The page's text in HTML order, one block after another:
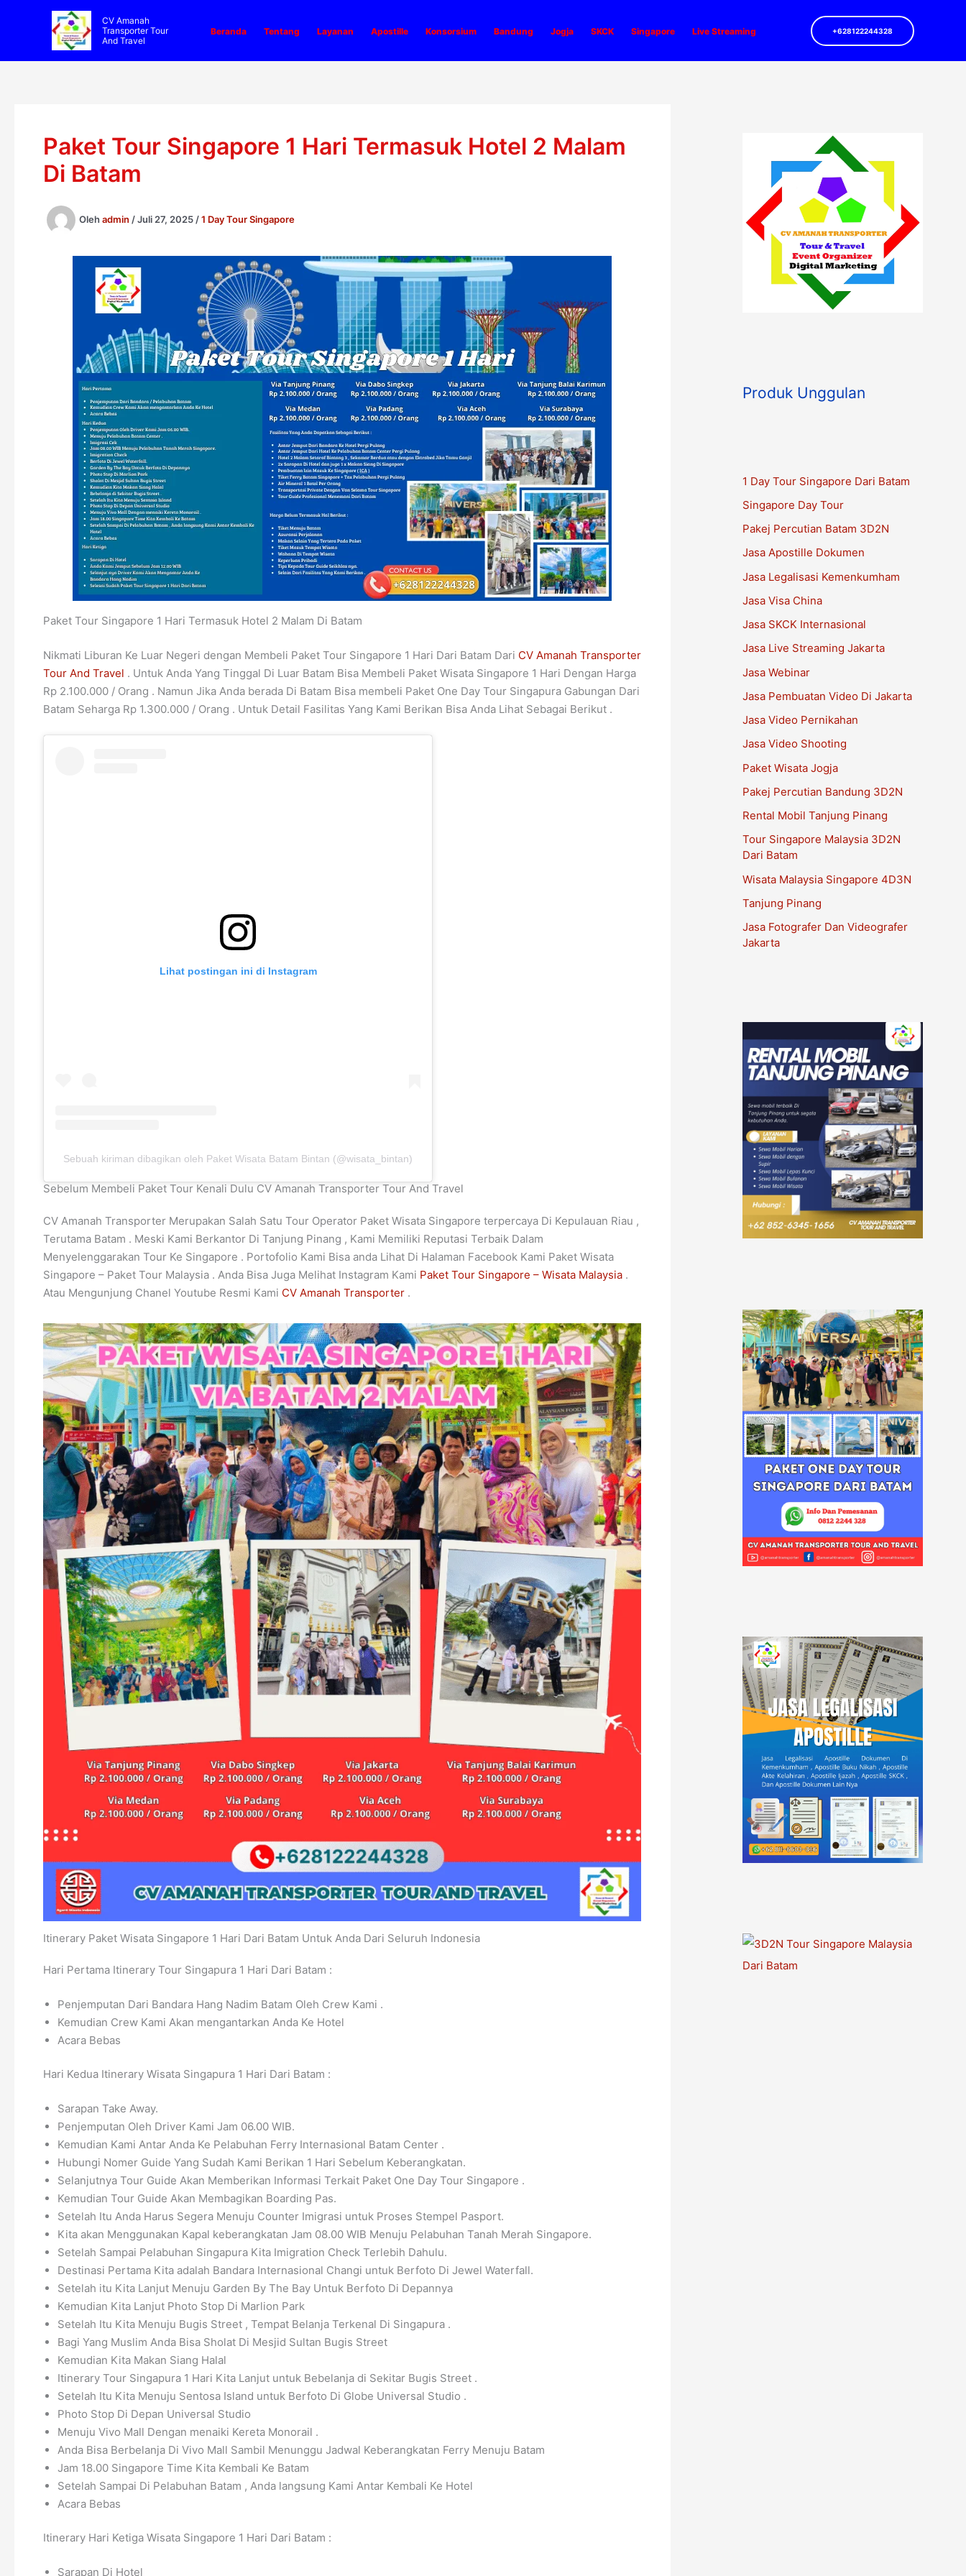
CV Amanah
Transporter Tour
And Travel
Beranda Tentang Layanan Apostille Konsorsium Bandung Jogja SKCK Singapore Live Streaming +628122244328
Paket Tour Singapore 1 Hari Termasuk Hotel 2 Malam
Di Batam
Oleh admin /Juli 27, 2025 /1 Day Tour Singapore
Paket Tour Singapore 1 Hari Termasuk Hotel 2 Malam Di Batam
Nikmati Liburan Ke Luar Negeri dengan Membeli Paket Tour Singapore 1 Hari Dari Batam Dari CV Amanah Transporter
Tour And Travel . Untuk Anda Yang Tinggal Di Luar Batam Bisa Membeli Paket Wisata Singapore 1 Hari Dengan Harga
Rp 2.100.000 / Orang . Namun Jika Anda berada Di Batam Bisa membeli Paket One Day Tour Singapura Gabungan Dari
Batam Seharga Rp 1.300.000 / Orang . Untuk Detail Fasilitas Yang Kami Berikan Bisa Anda Lihat Sebagai Berikut .
Lihat postingan ini di Instagram
Sebuah kiriman dibagikan oleh Paket Wisata Batam Bintan (@wisata_bintan)
Sebelum Membeli Paket Tour Kenali Dulu CV Amanah Transporter Tour And Travel
CV Amanah Transporter Merupakan Salah Satu Tour Operator Paket Wisata Singapore terpercaya Di Kepulauan Riau ,
Terutama Batam . Meski Kami Berkantor Di Tanjung Pinang , Kami Memiliki Reputasi Terbaik Dalam
Menyelenggarakan Tour Ke Singapore . Portofolio Kami Bisa anda Lihat Di Halaman Facebook Kami Paket Wisata
Singapore – Paket Tour Malaysia . Anda Bisa Juga Melihat Instagram Kami Paket Tour Singapore – Wisata Malaysia .
Atau Mengunjung Chanel Youtube Resmi Kami CV Amanah Transporter .
Itinerary Paket Wisata Singapore 1 Hari Dari Batam Untuk Anda Dari Seluruh Indonesia
Hari Pertama Itinerary Tour Singapura 1 Hari Dari Batam :
Penjemputan Dari Bandara Hang Nadim Batam Oleh Crew Kami .
Kemudian Crew Kami Akan mengantarkan Anda Ke Hotel
Acara Bebas
Hari Kedua Itinerary Wisata Singapura 1 Hari Dari Batam :
Sarapan Take Away.
Penjemputan Oleh Driver Kami Jam 06.00 WIB.
Kemudian Kami Antar Anda Ke Pelabuhan Ferry Internasional Batam Center .
Hubungi Nomer Guide Yang Sudah Kami Berikan 1 Hari Sebelum Keberangkatan.
Selanjutnya Tour Guide Akan Memberikan Informasi Terkait Paket One Day Tour Singapore .
Kemudian Tour Guide Akan Membagikan Boarding Pas.
Setelah Itu Anda Harus Segera Menuju Counter Imigrasi untuk Proses Stempel Pasport.
Kita akan Menggunakan Kapal keberangkatan Jam 08.00 WIB Menuju Pelabuhan Tanah Merah Singapore.
Setelah Sampai Pelabuhan Singapura Kita Imigration Check Terlebih Dahulu.
Destinasi Pertama Kita adalah Bandara Internasional Changi untuk Berfoto Di Jewel Waterfall.
Setelah itu Kita Lanjut Menuju Garden By The Bay Untuk Berfoto Di Depannya
Kemudian Kita Lanjut Photo Stop Di Marlion Park
Setelah Itu Kita Menuju Bugis Street , Tempat Belanja Terkenal Di Singapura .
Bagi Yang Muslim Anda Bisa Sholat Di Mesjid Sultan Bugis Street
Kemudian Kita Makan Siang Halal
Itinerary Tour Singapura 1 Hari Kita Lanjut untuk Bebelanja di Sekitar Bugis Street .
Setelah Itu Kita Menuju Sentosa Island untuk Berfoto Di Globe Universal Studio .
Photo Stop Di Depan Universal Studio
Menuju Vivo Mall Dengan menaiki Kereta Monorail .
Anda Bisa Berbelanja Di Vivo Mall Sambil Menunggu Jadwal Keberangkatan Ferry Menuju Batam
Jam 18.00 Singapore Time Kita Kembali Ke Batam
Setelah Sampai Di Pelabuhan Batam , Anda langsung Kami Antar Kembali Ke Hotel
Acara Bebas
Itinerary Hari Ketiga Wisata Singapore 1 Hari Dari Batam :
Sarapan Di Hotel
Produk Unggulan
1 Day Tour Singapore Dari Batam
Singapore Day Tour
Pakej Percutian Batam 3D2N
Jasa Apostille Dokumen
Jasa Legalisasi Kemenkumham
Jasa Visa China
Jasa SKCK Internasional
Jasa Live Streaming Jakarta
Jasa Webinar
Jasa Pembuatan Video Di Jakarta
Jasa Video Pernikahan
Jasa Video Shooting
Paket Wisata Jogja
Pakej Percutian Bandung 3D2N
Rental Mobil Tanjung Pinang
Tour Singapore Malaysia 3D2N
Dari Batam
Wisata Malaysia Singapore 4D3N
Tanjung Pinang
Jasa Fotografer Dan Videografer
Jakarta